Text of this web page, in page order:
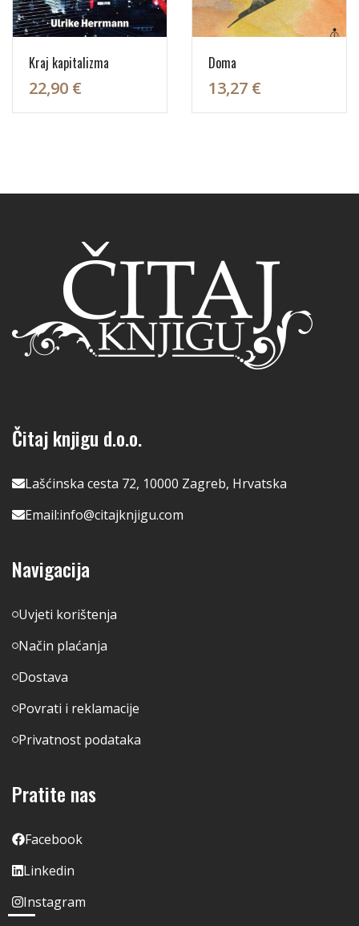
Kraj kapitalizma
22,90 €
Doma
13,27 €
Čitaj knjigu d.o.o.
Lašćinska cesta 72, 10000 Zagreb, Hrvatska
Email:info@citajknjigu.com
Navigacija
Uvjeti korištenja
Način plaćanja
Dostava
Povrati i reklamacije
Privatnost podataka
Pratite nas
Facebook
Linkedin
Instagram